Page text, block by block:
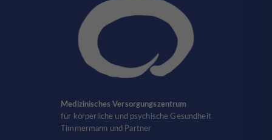
Medizinisches Versorgungszentrum
für körperliche und psychische Gesundheit
Timmermann und Partner